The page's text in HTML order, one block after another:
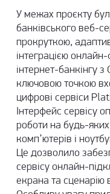
У межах проєкту
банківського веб-
прокруткою,
інтеграцією
інтернет-банкінгу
ключовою точкою
цифрові сервіси
Інтерфейс сервісу
роботи на будь-
комп’ютерів і
Це дозволило
сервісу онлайн-
екрана та сценарію